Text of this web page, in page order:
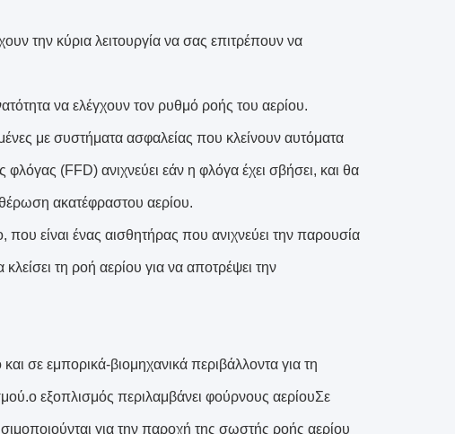
την κύρια λειτουργία να σας επιτρέπουν να
να ελέγχουν τον ρυθμό ροής του αερίου.
με συστήματα ασφαλείας που κλείνουν αυτόματα
(FFD) ανιχνεύει εάν η φλόγα έχει σβήσει, και θα
ακατέφραστου αερίου.
είναι ένας αισθητήρας που ανιχνεύει την παρουσία
τη ροή αερίου για να αποτρέψει την
σε εμπορικά-βιομηχανικά περιβάλλοντα για τη
εξοπλισμός περιλαμβάνει φούρνους αερίουΣε
για την παροχή της σωστής ροής αερίου